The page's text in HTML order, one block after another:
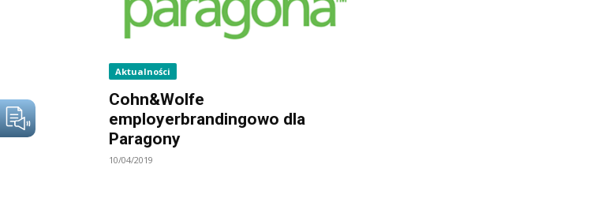
Aktualności
Cohn&Wolfe
employerbrandingowo dla
Paragony
10/04/2019